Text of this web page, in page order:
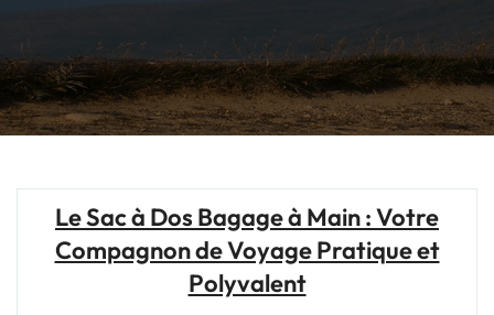
Le Sac à Dos Bagage à Main : Votre
Compagnon de Voyage Pratique et
Polyvalent